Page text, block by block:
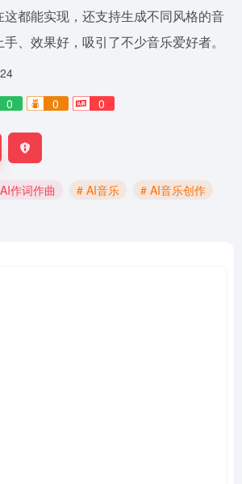
都能实现，还支持生成不同风格的音
、效果好，吸引了不少音乐爱好者。
0 0 0
作词作曲 # AI音乐
# AI音乐创作